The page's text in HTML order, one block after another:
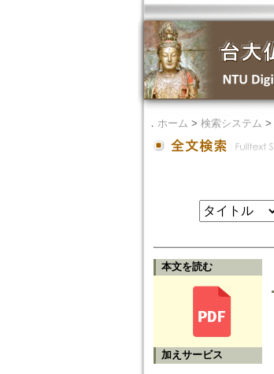
． ホーム > 検索システム >
本文を読む
加えサービス